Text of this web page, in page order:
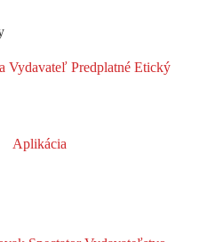
Vydavateľ Predplatné Etický
Aplikácia